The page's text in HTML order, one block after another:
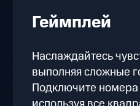
Геймплей
Наслаждайтесь
выполняя сложные
Подключите номера